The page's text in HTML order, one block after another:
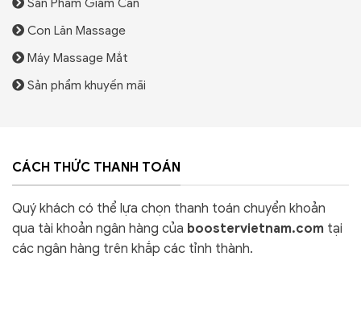
Con Lăn Massage
Máy Massage Mắt
Sản phẩm khuyến mãi
CÁCH THỨC THANH TOÁN
Quý khách có thể lựa chọn thanh toán chuyển khoản
qua tài khoản ngân hàng của boostervietnam.com tại
các ngân hàng trên khắp các tỉnh thành.